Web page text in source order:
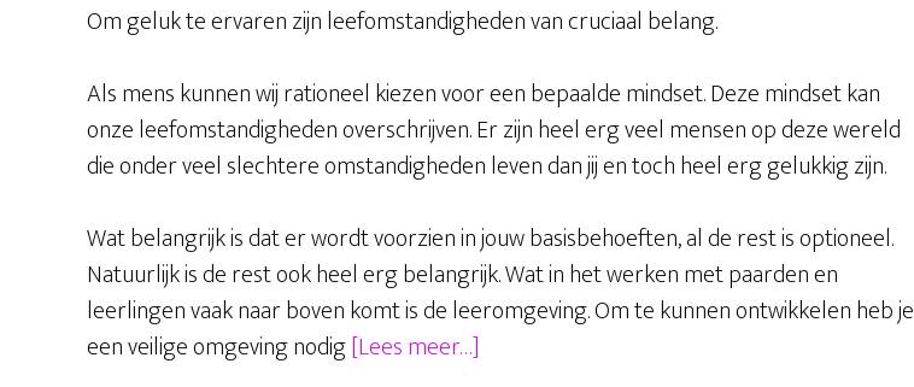
Om geluk te ervaren zijn leefomstandigheden van cruciaal belang.
Als mens kunnen wij rationeel kiezen voor een bepaalde mindset. Deze mindset kan
onze leefomstandigheden overschrijven. Er zijn heel erg veel mensen op deze wereld
die onder veel slechtere omstandigheden leven dan jij en toch heel erg gelukkig zijn.
Wat belangrijk is dat er wordt voorzien in jouw basisbehoeften, al de rest is optioneel.
Natuurlijk is de rest ook heel erg belangrijk. Wat in het werken met paarden en
leerlingen vaak naar boven komt is de leeromgeving. Om te kunnen ontwikkelen heb je
een veilige omgeving nodig[Lees meer…]